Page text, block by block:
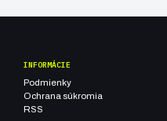
INFORMÁCIE
Podmienky
Ochrana súkromia
RSS